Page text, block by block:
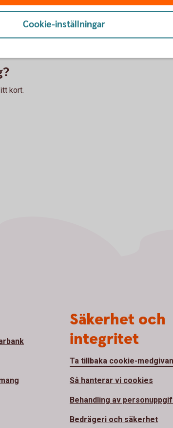
för kontaktlösa betalningar
om jag är nära en
ska gå igenom.
kort.
Cookie-inställningar
Säkerhet och
integritet
Ta tillbaka cookie-
Så hanterar vi cookies
Behandling av
Bedrägeri och säkerhet